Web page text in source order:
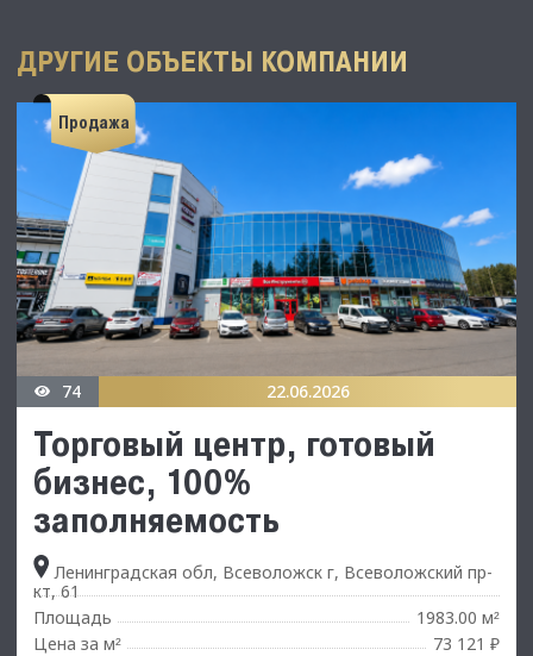
ДРУГИЕ ОБЪЕКТЫ КОМПАНИИ
Продажа
74 22.06.2026
Торговый центр, готовый
бизнес, 100%
заполняемость
Ленинградская обл, Всеволожск г, Всеволожский пр-
кт, 61
Площадь
1983.00 м²
Цена за м²
73 121 ₽